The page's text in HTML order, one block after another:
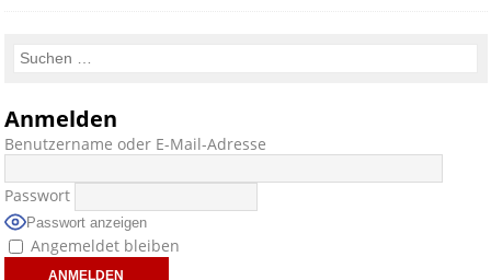
Anmelden
Benutzername oder E-Mail-Adresse
Passwort
Passwort anzeigen
Angemeldet bleiben